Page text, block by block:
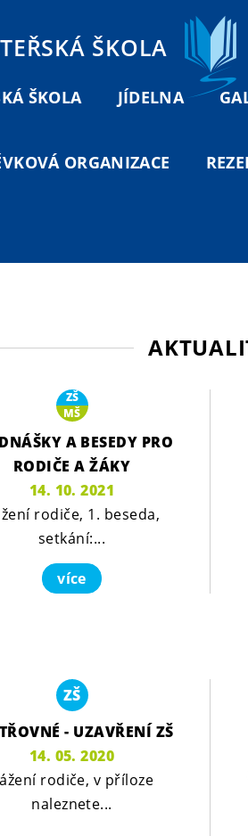
ŠKOLA
ŠKOLA JÍDELNA
ORGANIZACE
ZŠ
MŠ
A BESEDY PRO
RODIČE A ŽÁKY
14. 10. 2021
rodiče, 1. beseda,
setkání:...
více
ZŠ
- UZAVŘENÍ ZŠ
14. 05. 2020
rodiče, v příloze
naleznete...